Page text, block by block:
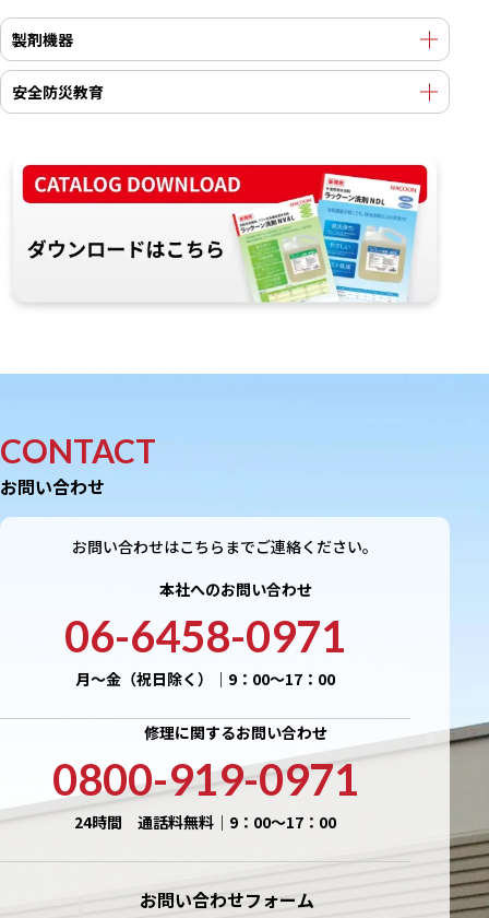
製剤機器
安全防災教育
CONTACT
お問い合わせ
お問い合わせはこちらまでご連絡ください。
本社へのお問い合わせ
06-6458-0971
月〜金（祝日除く）｜9：00〜17：00
修理に関するお問い合わせ
0800-919-0971
24時間 通話料無料｜9：00〜17：00
お問い合わせフォーム